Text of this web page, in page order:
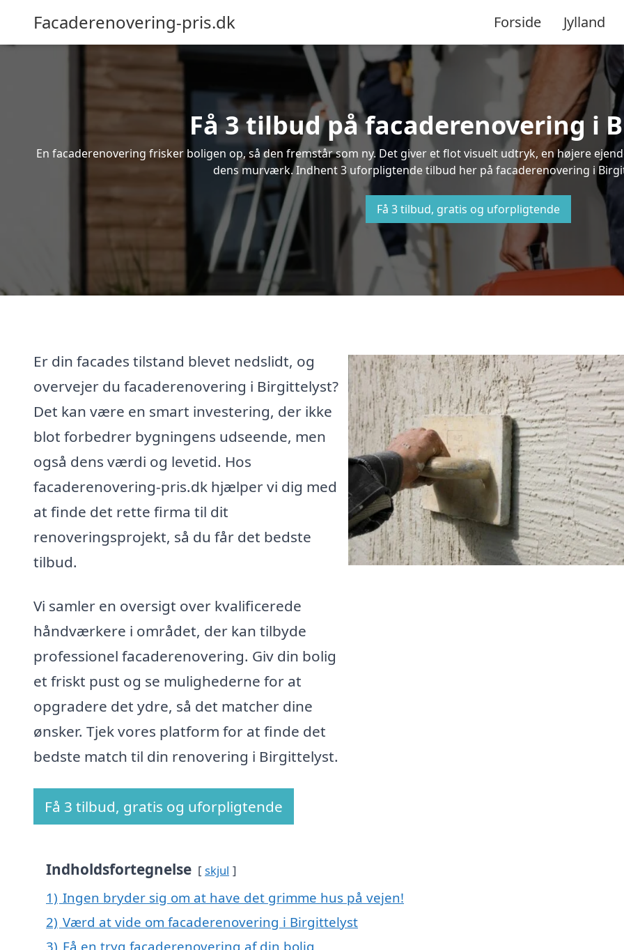
Facaderenovering-pris.dk Forside Jylland
Få 3 tilbud på facaderenovering i
En facaderenovering frisker boligen op, så den fremstår som ny. Det giver et flot visuelt udtryk, en højere
dens murværk. Indhent 3 uforpligtende tilbud her på facaderenovering i
Få 3 tilbud, gratis og uforpligtende
Er din facades tilstand blevet nedslidt, og
overvejer du facaderenovering i Birgittelyst?
Det kan være en smart investering, der ikke
blot forbedrer bygningens udseende, men
også dens værdi og levetid. Hos
facaderenovering-pris.dk hjælper vi dig med
at finde det rette firma til dit
renoveringsprojekt, så du får det bedste
tilbud.
Vi samler en oversigt over kvalificerede
håndværkere i området, der kan tilbyde
professionel facaderenovering. Giv din bolig
et friskt pust og se mulighederne for at
opgradere det ydre, så det matcher dine
ønsker. Tjek vores platform for at finde det
bedste match til din renovering i Birgittelyst.
Få 3 tilbud, gratis og uforpligtende
Indholdsfortegnelse skjul
1) Ingen bryder sig om at have det grimme hus på vejen!
2) Værd at vide om facaderenovering i Birgittelyst
3) Få en tryg facaderenovering af din bolig